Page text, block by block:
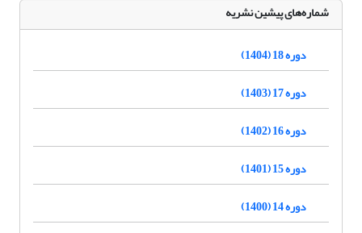
شماره‌های پیشین نشریه
دوره 18 (1404)
دوره 17 (1403)
دوره 16 (1402)
دوره 15 (1401)
دوره 14 (1400)